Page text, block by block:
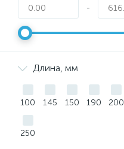
-
Длина, мм
100 145 150 190 200
250